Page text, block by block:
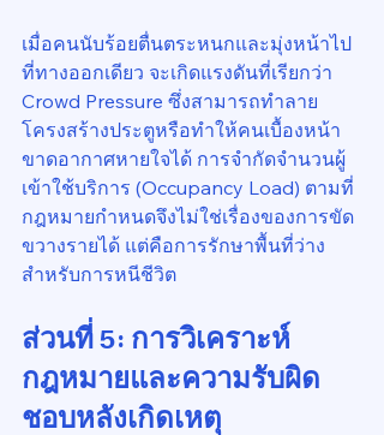
เมื่อคนนับร้อยตื่นตระหนกและมุ่งหน้าไป
ที่ทางออกเดียว จะเกิดแรงดันที่เรียกว่า
Crowd Pressure ซึ่งสามารถทำลาย
โครงสร้างประตูหรือทำให้คนเบื้องหน้า
ขาดอากาศหายใจได้ การจำกัดจำนวนผู้
เข้าใช้บริการ (Occupancy Load) ตามที่
กฎหมายกำหนดจึงไม่ใช่เรื่องของการขัด
ขวางรายได้ แต่คือการรักษาพื้นที่ว่าง
สำหรับการหนีชีวิต
ส่วนที่ 5: การวิเคราะห์
กฎหมายและความรับผิด
ชอบหลังเกิดเหตุ